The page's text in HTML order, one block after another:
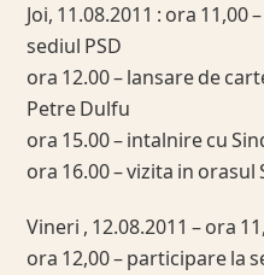
Joi, 11.08.2011 : ora
sediul PSD
ora 12.00 – lansare de
Petre Dulfu
ora 15.00 – intalnire cu
ora 16.00 – vizita in
Vineri , 12.08.2011 – ora
ora 12,00 – participare la